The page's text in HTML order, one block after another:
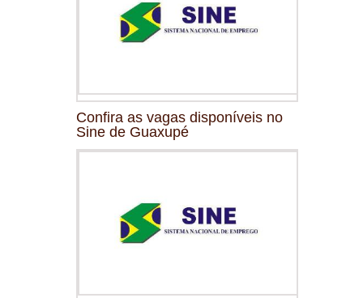
Confira as vagas disponíveis no
Sine de Guaxupé